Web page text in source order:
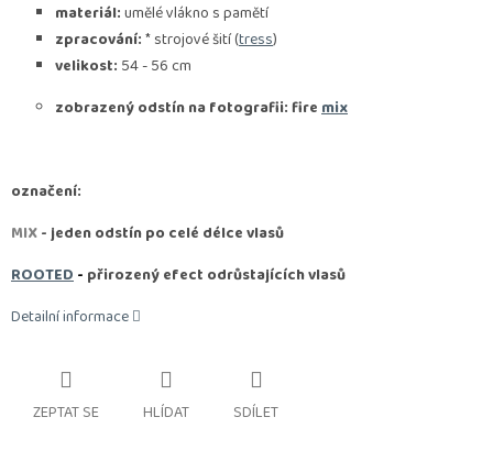
materiál:umělé vlákno s pamětí
zpracování:* strojové šití (tress)
velikost: 54 - 56 cm
zobrazený odstín na fotografii: firemix
označení:
MIX- jeden odstín po celé délce vlasů
ROOTED- přirozený efect odrůstajících vlasů
Detailní informace
ZEPTAT SE HLÍDAT SDÍLET